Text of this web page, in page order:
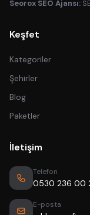
Seorox SEO Ajansı:
Keşfet
Kategoriler
Şehirler
Blog
Paketler
İletişim
Telefon
0530 236 00
E-posta